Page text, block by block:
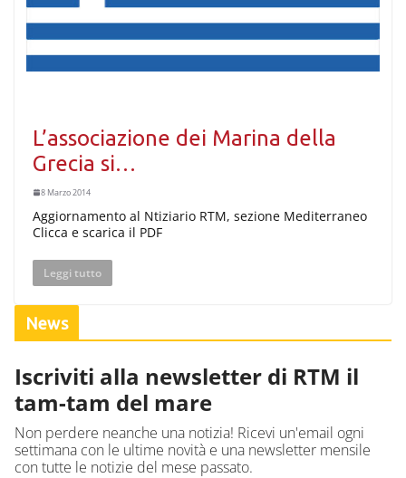
L’associazione dei Marina della
Grecia si…
8 Marzo 2014
Aggiornamento al Ntiziario RTM, sezione Mediterraneo
Clicca e scarica il PDF
Leggi tutto
News
Iscriviti alla newsletter di RTM il
tam-tam del mare
Non perdere neanche una notizia! Ricevi un'email ogni
settimana con le ultime novità e una newsletter mensile
con tutte le notizie del mese passato.